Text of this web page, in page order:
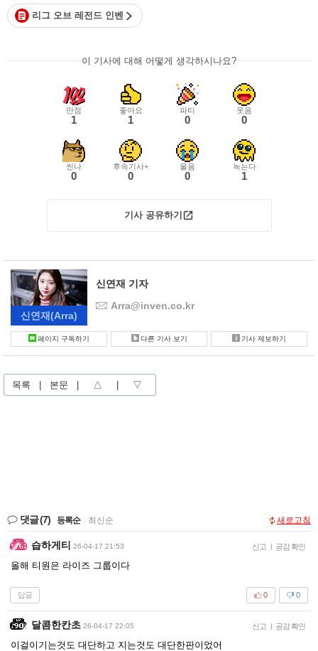
리그 오브 레전드 인벤
이 기사에 대해 어떻게 생각하시나요?
만점
1
좋아요
1
파티
0
웃음
0
씬나
0
후속기사+
0
울음
0
녹는다
1
기사 공유하기
신연재(Arra)
신연재 기자
Arra@inven.co.kr
페이지 구독하기 다른 기사 보기 기사 제보하기
목록 | 본문 | △ | ▽
댓글(7) 등록순 최신순 새로고침
습하게티 26-04-17 21:53 신고 | 공감 확인
올해 티원은 라이즈 그룹이다
답글 0
0
달콤한칸초 26-04-17 22:05 신고 | 공감 확인
이걸이기는것도 대단하고 지는것도 대단한판이었어